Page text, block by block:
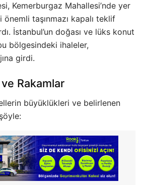
Kemerburgaz Mahallesi’nde yer
önemli taşınmazı kapalı teklif
İstanbul’un doğası ve lüks konut
bölgesindeki ihaleler,
girdi.
Rakamlar
büyüklükleri ve belirlenen